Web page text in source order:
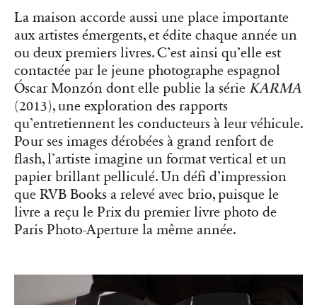
(2013), une exploration des rapports
qu’entretiennent les conducteurs à leur véhicule.
Pour ses images dérobées à grand renfort de
flash, l’artiste imagine un format vertical et un
papier brillant pelliculé. Un défi d’impression
que RVB Books a relevé avec brio, puisque le
livre a reçu le Prix du premier livre photo de
Paris Photo-Aperture la même année.